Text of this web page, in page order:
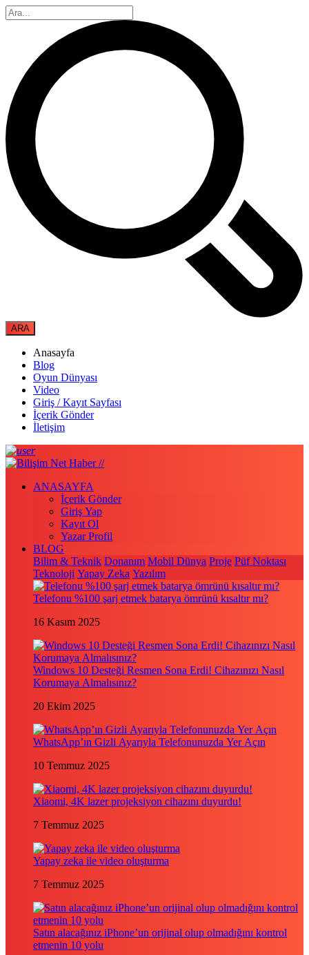
Anasayfa
Blog
Oyun Dünyası
Video
Giriş / Kayıt Sayfası
İçerik Gönder
İletişim
ANASAYFA
İçerik Gönder
Giriş Yap
Kayıt Ol
Yazar Profil
BLOG
Bilim & Teknik Donanım Mobil Dünya Proje Püf Noktası
Teknoloji Yapay Zeka Yazılım
Telefonu %100 şarj etmek batarya ömrünü kısaltır mı?
16 Kasım 2025
Windows 10 Desteği Resmen Sona Erdi! Cihazınızı Nasıl
Korumaya Almalısınız?
20 Ekim 2025
WhatsApp’ın Gizli Ayarıyla Telefonunuzda Yer Açın
10 Temmuz 2025
Xiaomi, 4K lazer projeksiyon cihazını duyurdu!
7 Temmuz 2025
Yapay zeka ile video oluşturma
7 Temmuz 2025
Satın alacağınız iPhone’un orijinal olup olmadığını kontrol
etmenin 10 yolu